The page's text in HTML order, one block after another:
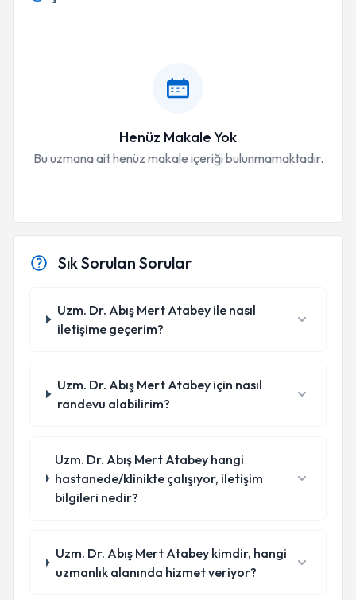
Henüz Makale Yok
Bu uzmana ait henüz makale içeriği bulunmamaktadır.
Sık Sorulan Sorular
Uzm. Dr. Abış Mert Atabey ile nasıl
iletişime geçerim?
Uzm. Dr. Abış Mert Atabey için nasıl
randevu alabilirim?
Uzm. Dr. Abış Mert Atabey hangi
hastanede/klinikte çalışıyor, iletişim
bilgileri nedir?
Uzm. Dr. Abış Mert Atabey kimdir, hangi
uzmanlık alanında hizmet veriyor?